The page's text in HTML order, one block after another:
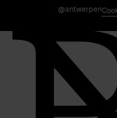
@antwerpen